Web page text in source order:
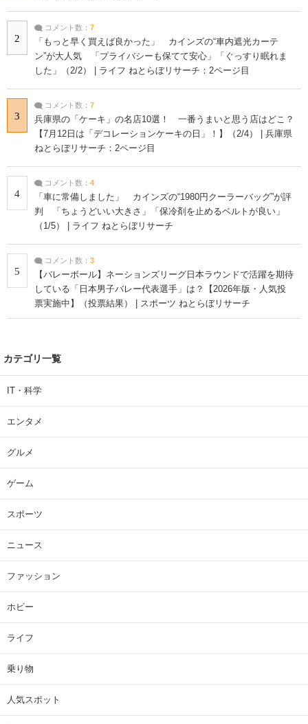
2
コメント数： 7
「もっと早く買えば良かった」 カインズの“車内遮光カーテ
ン”が大人気 「プライバシーも保てて安心」「ぐっすり眠れま
した」（2/2） | ライフ ねとらぼリサーチ：2ページ目
3
コメント数： 7
兵庫県の「ケーキ」の名店10選！ 一番うまいと思う店はどこ？
【7月12日は「デコレーションケーキの日」！】（2/4） | 兵庫県
ねとらぼリサーチ：2ページ目
4
コメント数： 4
「車に常備しました」 カインズの“1980円クーラーバッグ”が評
判 「ちょうどいい大きさ」「保冷剤を止めるベルトが良い」
（1/5） | ライフ ねとらぼリサーチ
5
コメント数： 3
【バレーボール】ネーションズリーグ日本ラウンドで活躍を期待
している「日本男子バレー代表選手」は？【2026年版・人気投
票実施中】（投票結果） | スポーツ ねとらぼリサーチ
カテゴリ一覧
IT・科学
エンタメ
グルメ
ゲーム
スポーツ
ニュース
ファッション
ホビー
ライフ
乗り物
人気スポット